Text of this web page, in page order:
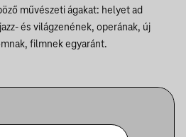
művészeti ágakat: helyet ad
és világzenének, operának, új
filmnek egyaránt.